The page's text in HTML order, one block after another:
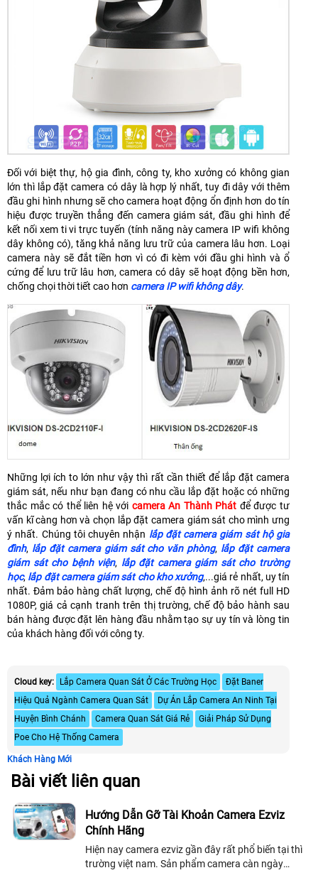
Đối với biệt thự, hộ gia đình, công ty, kho xưởng có không gian
lớn thì lắp đặt camera có dây là hợp lý nhất, tuy đi dây với thêm
đầu ghi hình nhưng sẽ cho camera hoạt động ổn định hơn do tín
hiệu được truyền thẳng đến camera giám sát, đầu ghi hình để
kết nối xem ti vi trực tuyến (tính năng này camera IP wifi không
dây không có), tăng khả năng lưu trữ của camera lâu hơn. Loại
camera này sẽ đắt tiền hơn vì có đi kèm với đầu ghi hình và ổ
cứng để lưu trữ lâu hơn, camera có dây sẽ hoạt động bền hơn,
chống chọi thời tiết cao hơn camera IP wifi không dây.
Những lợi ích to lớn như vậy thì rất cần thiết để lắp đặt camera
giám sát, nếu như bạn đang có nhu cầu lắp đặt hoặc có những
thắc mắc có thể liên hệ với camera An Thành Phát để được tư
vấn kĩ càng hơn và chọn lắp đặt camera giám sát cho mình ưng
ý nhất. Chúng tôi chuyên nhận lắp đặt camera giám sát hộ gia
đình, lắp đặt camera giám sát cho văn phòng, lắp đặt camera
giám sát cho bệnh viện, lắp đặt camera giám sát cho trường
học, lắp đặt camera giám sát cho kho xưởng,...giá rẻ nhất, uy tín
nhất. Đảm bảo hàng chất lượng, chế độ hình ảnh rõ nét full HD
1080P, giá cả cạnh tranh trên thị trường, chế độ bảo hành sau
bán hàng được đặt lên hàng đầu nhằm tạo sự uy tín và lòng tin
của khách hàng đối với công ty.
Cloud key: Lắp Camera Quan Sát Ở Các Trường Học
Đặt Baner
Hiệu Quả Ngành Camera Quan Sát
Dự Án Lắp Camera An Ninh Tại
Huyện Bình Chánh
Camera Quan Sát Giá Rẻ
Giải Pháp Sử Dụng
Poe Cho Hệ Thống Camera
Khách Hàng Mới
Bài viết liên quan
Hướng Dẫn Gỡ Tài Khoản Camera Ezviz
Chính Hãng
Hiện nay camera ezviz gần đây rất phổ biến tại thì
trường việt nam. Sản phẩm camera càn ngày